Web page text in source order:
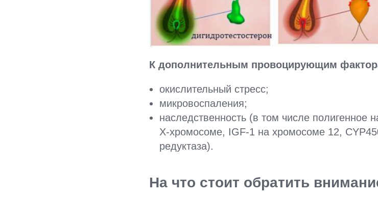
К дополнительным провоцирующим
окислительный стресс;
микровоспаления;
наследственность (в том числе полигенное
Х-хромосоме, IGF-1 на хромосоме 12,
редуктаза).
На что стоит обратить